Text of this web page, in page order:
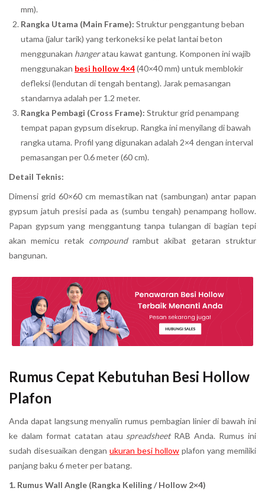
mm).
Rangka Utama (Main Frame): Struktur penggantung beban
utama (jalur tarik) yang terkoneksi ke pelat lantai beton
menggunakan hangeratau kawat gantung. Komponen ini wajib
menggunakan besi hollow 4×4(40×40 mm) untuk memblokir
defleksi (lendutan di tengah bentang). Jarak pemasangan
standarnya adalah per 1.2 meter.
Rangka Pembagi (Cross Frame): Struktur grid penampang
tempat papan gypsum disekrup. Rangka ini menyilang di bawah
rangka utama. Profil yang digunakan adalah 2×4 dengan interval
pemasangan per 0.6 meter (60 cm).
Detail Teknis:
Dimensi grid 60×60 cm memastikan nat (sambungan) antar papan
gypsum jatuh presisi pada as (sumbu tengah) penampang hollow.
Papan gypsum yang menggantung tanpa tulangan di bagian tepi
akan memicu retak compoundrambut akibat getaran struktur
bangunan.
Rumus Cepat Kebutuhan Besi Hollow
Plafon
Anda dapat langsung menyalin rumus pembagian linier di bawah ini
ke dalam format catatan atau spreadsheetRAB Anda. Rumus ini
sudah disesuaikan dengan ukuran besi hollow plafon yang memiliki
panjang baku 6 meter per batang.
1. Rumus Wall Angle (Rangka Keliling / Hollow 2×4)